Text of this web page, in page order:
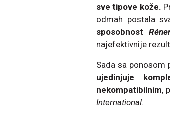
sve tipove kože.
odmah postala
sposobnost
najefektivnije
Sada sa
ujedinjuje
nekompatibilnim,
International.